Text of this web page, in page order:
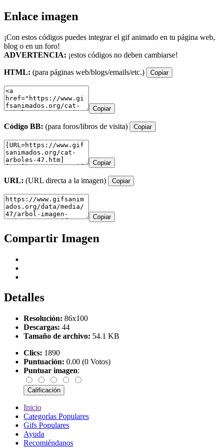
Enlace imagen
¡Con estos códigos puedes integrar el gif animado en tu página web,
blog o en un foro!
ADVERTENCIA: ¡estos códigos no deben cambiarse!
HTML: (para páginas web/blogs/emails/etc.) Copiar
Copiar
Código BB: (para foros/libros de visita) Copiar
Copiar
URL: (URL directa a la imagen) Copiar
Copiar
Compartir Imagen
Detalles
Resolución: 86x100
Descargas: 44
Tamaño de archivo: 54.1 KB
Clics: 1890
Puntuación: 0.00 (0 Votos)
Puntuar imagen:
Inicio
Categorías Populares
Gifs Populares
Ayuda
Recomiéndanos